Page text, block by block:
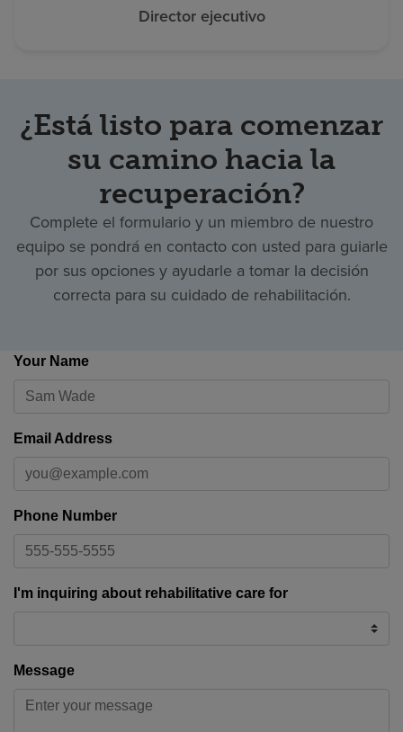
Director ejecutivo
¿Está listo para comenzar
su camino hacia la
recuperación?
Complete el formulario y un miembro de nuestro
equipo se pondrá en contacto con usted para guiarle
por sus opciones y ayudarle a tomar la decisión
correcta para su cuidado de rehabilitación.